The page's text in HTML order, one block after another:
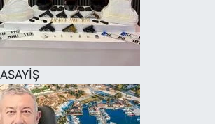
ASAYİŞ
EĞİTİM
ÖZEL HABER